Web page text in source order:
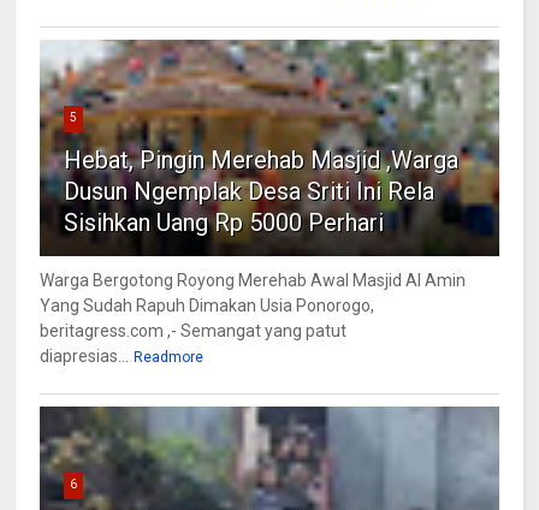
5
Hebat, Pingin Merehab Masjid ,Warga
Dusun Ngemplak Desa Sriti Ini Rela
Sisihkan Uang Rp 5000 Perhari
Warga Bergotong Royong Merehab Awal Masjid Al Amin
Yang Sudah Rapuh Dimakan Usia Ponorogo,
beritagress.com ,- Semangat yang patut
diapresias...
Readmore
6